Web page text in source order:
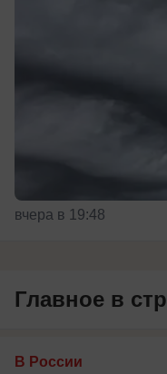
вчера в 19:48
Главное в
В России